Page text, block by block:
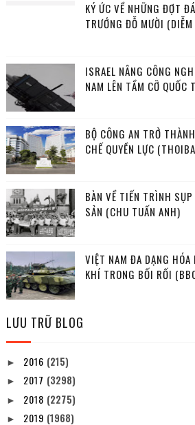
KÝ ỨC VỀ NHỮNG ĐỢT
TRƯỚNG ĐỖ MƯỜI
ISRAEL NÂNG CÔNG
NAM LÊN TẦM CỠ QUỐC
BỘ CÔNG AN TRỞ
CHẾ QUYỀN LỰC
BÀN VỀ TIẾN TRÌNH
SẢN (CHU TUẤN ANH)
VIỆT NAM ĐA DẠNG HÓA
KHÍ TRONG BỐI RỐI
LƯU TRỮ BLOG
► 2016 (215)
► 2017 (3298)
► 2018 (2275)
► 2019 (1968)